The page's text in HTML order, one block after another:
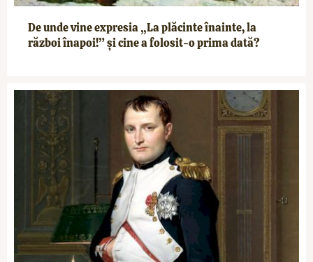
De unde vine expresia „La plăcinte înainte, la
război înapoi!” și cine a folosit-o prima dată?